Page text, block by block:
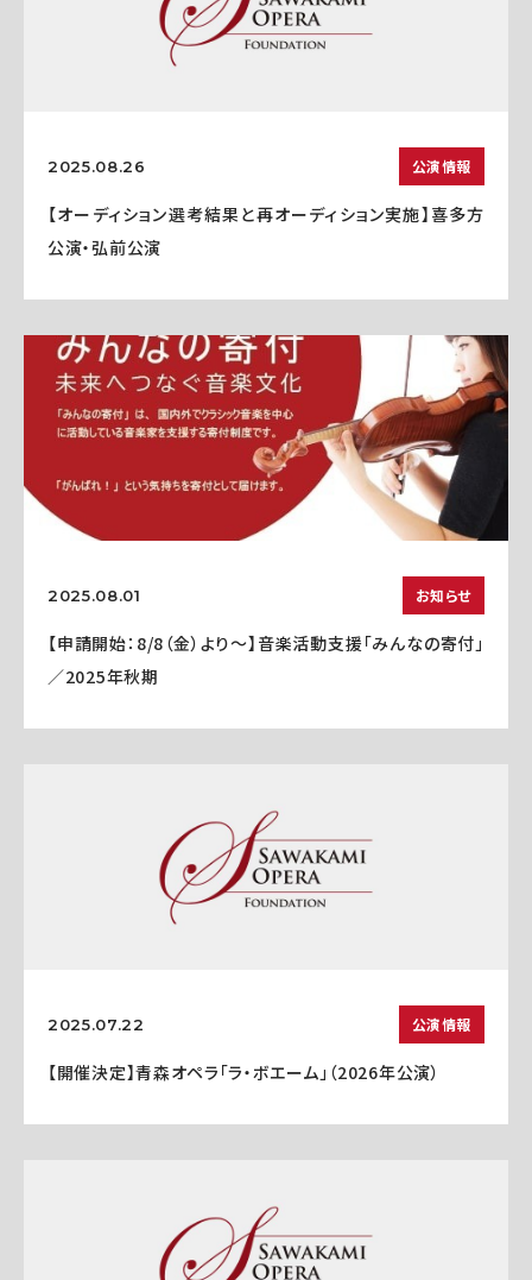
2025.08.26 公演情報
【オーディション選考結果と再オーディション実施】喜多方
公演・弘前公演
2025.08.01 お知らせ
【申請開始：8/8（金）より～】音楽活動支援「みんなの寄付」
／2025年秋期
2025.07.22 公演情報
【開催決定】青森オペラ「ラ・ボエーム」（2026年公演）